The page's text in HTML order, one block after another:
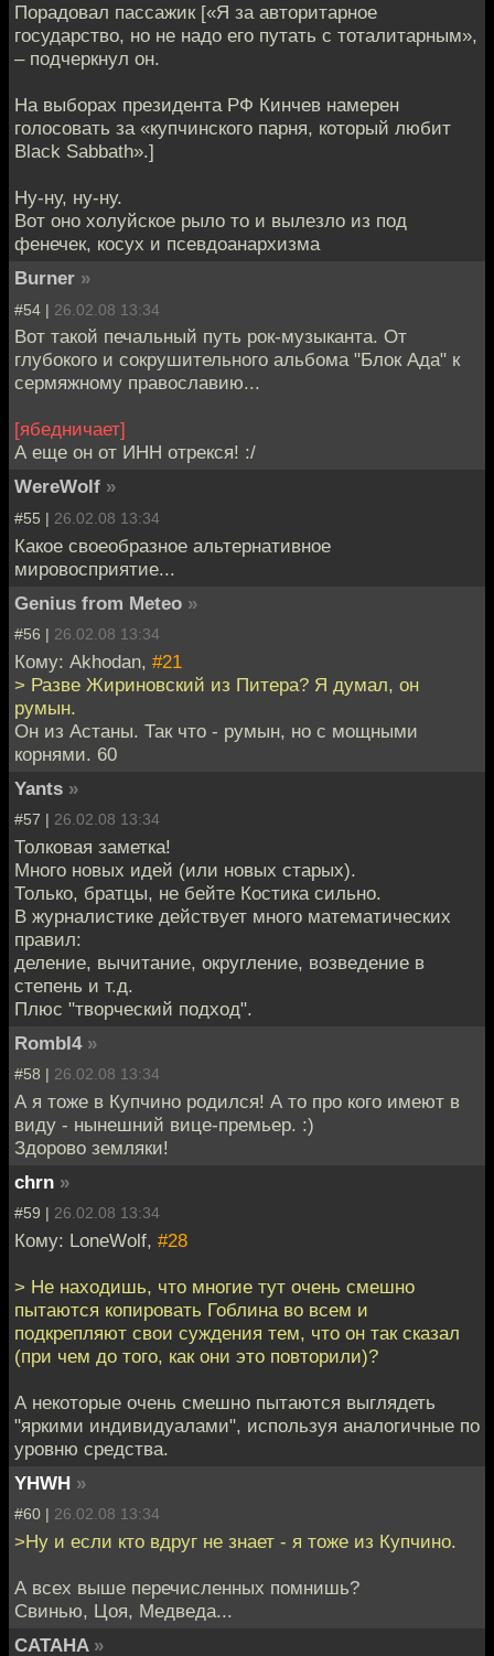
Порадовал пассажик [«Я за авторитарное
государство, но не надо его путать с тоталитарным»,
– подчеркнул он.
На выборах президента РФ Кинчев намерен
голосовать за «купчинского парня, который любит
Black Sabbath».]
Ну-ну, ну-ну.
Вот оно холуйское рыло то и вылезло из под
фенечек, косух и псевдоанархизма
Burner »
#54 | 26.02.08 13:34
Вот такой печальный путь рок-музыканта. От
глубокого и сокрушительного альбома "Блок Ада" к
сермяжному православию...
[ябедничает]
А еще он от ИНН отрекся! :/
WereWolf »
#55 | 26.02.08 13:34
Какое своеобразное альтернативное
мировосприятие...
Genius from Meteo »
#56 | 26.02.08 13:34
Кому: Akhodan, #21
> Разве Жириновский из Питера? Я думал, он
румын.
Он из Астаны. Так что - румын, но с мощными
корнями. 60
Yants »
#57 | 26.02.08 13:34
Толковая заметка!
Много новых идей (или новых старых).
Только, братцы, не бейте Костика сильно.
В журналистике действует много математических
правил:
деление, вычитание, округление, возведение в
степень и т.д.
Плюс "творческий подход".
RombI4 »
#58 | 26.02.08 13:34
А я тоже в Купчино родился! А то про кого имеют в
виду - нынешний вице-премьер. :)
Здорово земляки!
chrn »
#59 | 26.02.08 13:34
Кому: LoneWolf, #28
> Не находишь, что многие тут очень смешно
пытаются копировать Гоблина во всем и
подкрепляют свои суждения тем, что он так сказал
(при чем до того, как они это повторили)?
А некоторые очень смешно пытаются выглядеть
"яркими индивидуалами", используя аналогичные по
уровню средства.
YHWH »
#60 | 26.02.08 13:34
>Ну и если кто вдруг не знает - я тоже из Купчино.
А всех выше перечисленных помнишь?
Свинью, Цоя, Медведа...
CATAHA »